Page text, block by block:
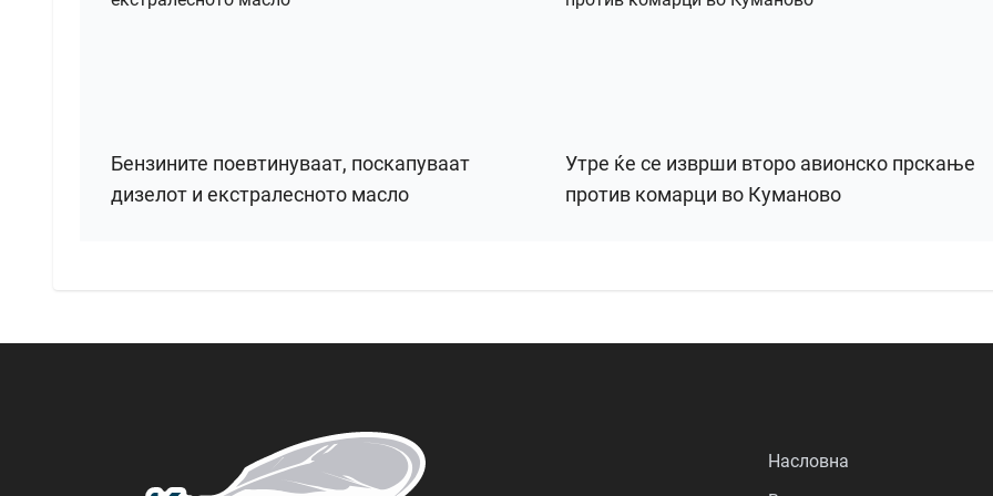
Бензините поевтинуваат, поскапуваат
дизелот и екстралесното масло
Утре ќе се изврши второ авионско прскање
против комарци во Куманово
Насловна